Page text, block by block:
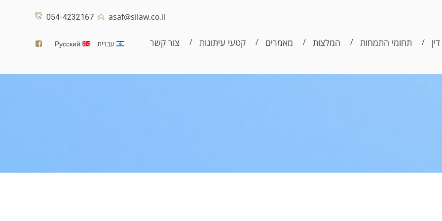
054-4232167 asaf@silaw.co.il
תחומי התמחות המלצות מאמרים קטעי עיתונות צור קשר עברית Русский